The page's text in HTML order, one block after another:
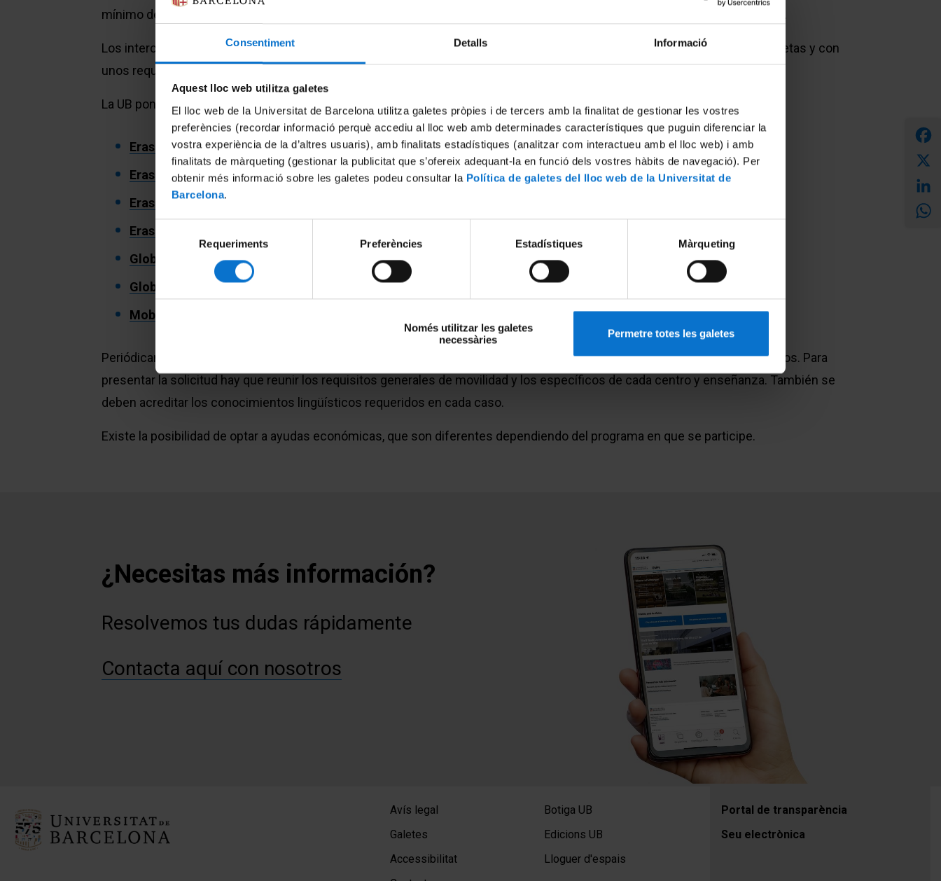
Consentiment Detalls Informació
Aquest lloc web utilitza galetes
El lloc web de la Universitat de Barcelona utilitza galetes pròpies i de tercers amb la finalitat de gestionar les vostres
preferències (recordar informació perquè accediu al lloc web amb determinades característiques que puguin diferenciar la
vostra experiència de la d’altres usuaris), amb finalitats estadístiques (analitzar com interactueu amb el lloc web) i amb
finalitats de màrqueting (gestionar la publicitat que s’ofereix adequant-la en funció dels vostres hàbits de navegació). Per
obtenir més informació sobre les galetes podeu consultar la Política de galetes del lloc web de la Universitat de
Barcelona.
consentiment
Requeriments Preferències Estadístiques Màrqueting
Només utilitzar les galetes
necessàries
Permetre totes les galetes
mínimo de 30 créditos matriculados, aunque se recomienda realizar la movilidad en los últimos semestres de la enseñanza.
Los intercambios se realizan en virtud de convenios que se firman con las instituciones de destino para enseñanzas concretas y con
unos requisitos lingüísticos que se debe acreditar para poder optar a la movilidad.
La UB pone a disposición de nuestros estudiantes varios programas de movilidad:
Erasmus+ Estudis
Erasmus+ Pràctiques
Erasmus+ Pràctiques Graduats
Erasmus+ ICM (fora de la UE)
Global UB Mobility
Global Faculty UB
Mobilitat Lliure
Periódicamente se publican convocatorias de los diferentes programas con el detalle de las plazas disponibles y los destinos. Para
presentar la solicitud hay que reunir los requisitos generales de movilidad y los específicos de cada centro y enseñanza. También se
deben acreditar los conocimientos lingüísticos requeridos en cada caso.
Existe la posibilidad de optar a ayudas económicas, que son diferentes dependiendo del programa en que se participe.
¿Necesitas más información?
Resolvemos tus dudas rápidamente
Contacta aquí con nosotros
Avís legal
Galetes
Accessibilitat
Botiga UB
Edicions UB
Lloguer d'espais
Portal de transparència
Seu electrònica